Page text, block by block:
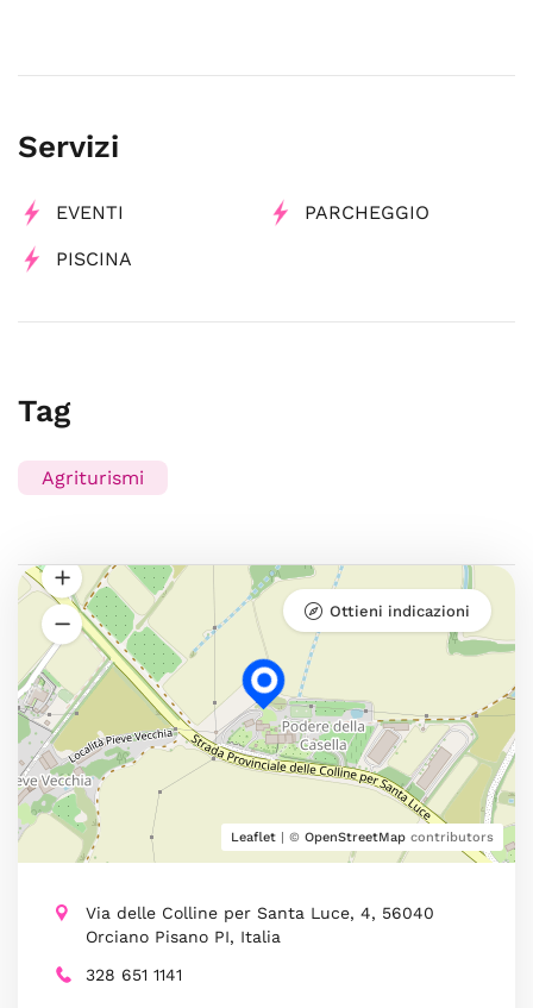
Servizi
EVENTI PARCHEGGIO
PISCINA
Tag
Agriturismi
Leaflet | © OpenStreetMap contributors
Ottieni indicazioni
Via delle Colline per Santa Luce, 4, 56040
Orciano Pisano PI, Italia
328 651 1141